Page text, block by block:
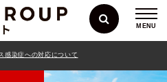
MENU
感染症への対応について